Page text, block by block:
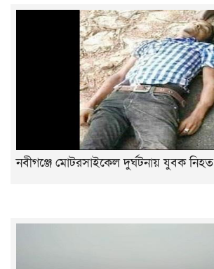
নবীগঞ্জে মোটরসাইকেল দুর্ঘটনায় যুবক নিহত